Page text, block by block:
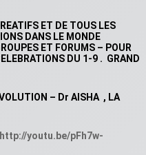
ET DE TOUS LES
DANS LE MONDE
ET FORUMS – POUR
DU 1-9 . GRAND
– Dr AISHA , LA
http://youtu.be/pFh7w-